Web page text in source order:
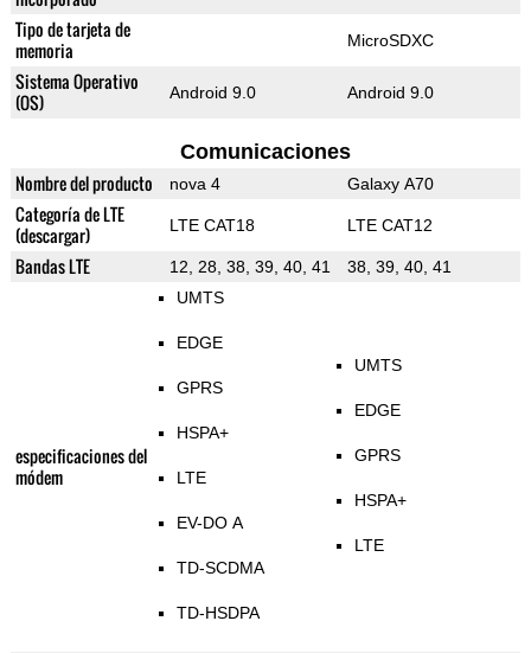
Tipo de tarjeta de
memoria
MicroSDXC
Sistema Operativo
(OS)
Android 9.0 Android 9.0
Comunicaciones
Nombre del producto nova 4 Galaxy A70
Categoría de LTE
(descargar)
LTE CAT18 LTE CAT12
Bandas LTE 12, 28, 38, 39, 40, 41 38, 39, 40, 41
especificaciones del
módem
UMTS
EDGE
GPRS
HSPA+
LTE
EV-DO A
TD-SCDMA
TD-HSDPA
UMTS
EDGE
GPRS
HSPA+
LTE